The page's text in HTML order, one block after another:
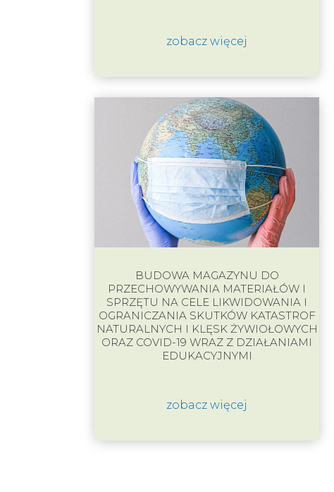
zobacz więcej
BUDOWA MAGAZYNU DO
PRZECHOWYWANIA MATERIAŁÓW I
SPRZĘTU NA CELE LIKWIDOWANIA I
OGRANICZANIA SKUTKÓW KATASTROF
NATURALNYCH I KLĘSK ŻYWIOŁOWYCH
ORAZ COVID-19 WRAZ Z DZIAŁANIAMI
EDUKACYJNYMI
zobacz więcej